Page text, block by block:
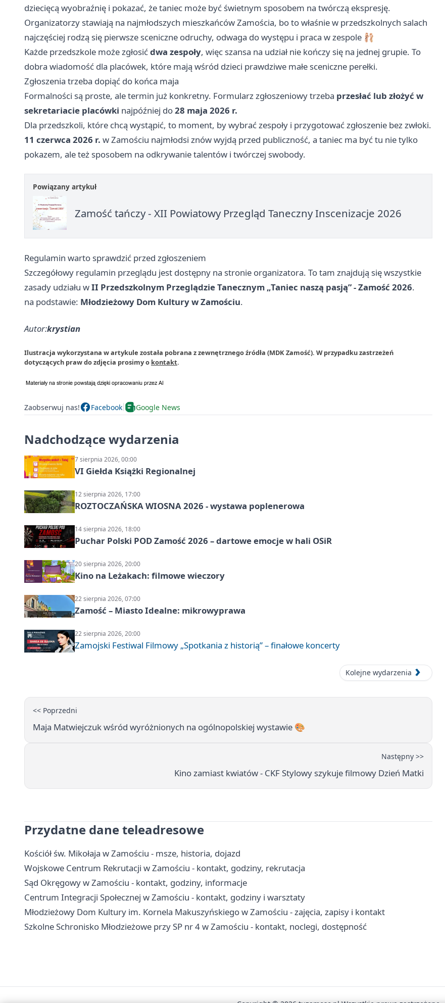
dziecięcą wyobraźnię i pokazać, że taniec może być świetnym sposobem na twórczą ekspresję.
Organizatorzy stawiają na najmłodszych mieszkańców Zamościa, bo to właśnie w przedszkolnych salach
najczęściej rodzą się pierwsze sceniczne odruchy, odwaga do występu i praca w zespole 🩰
Każde przedszkole może zgłosićdwa zespoły, więc szansa na udział nie kończy się na jednej grupie. To
dobra wiadomość dla placówek, które mają wśród dzieci prawdziwe małe sceniczne perełki.
Zgłoszenia trzeba dopiąć do końca maja
Formalności są proste, ale termin już konkretny. Formularz zgłoszeniowy trzeba przesłać lub złożyć w
sekretariacie placówki najpóźniej do28 maja 2026 r.
Dla przedszkoli, które chcą wystąpić, to moment, by wybrać zespoły i przygotować zgłoszenie bez zwłoki.
11 czerwca 2026 r. w Zamościu najmłodsi znów wyjdą przed publiczność, a taniec ma być tu nie tylko
pokazem, ale też sposobem na odkrywanie talentów i twórczej swobody.
Powiązany artykuł
Zamość tańczy - XII Powiatowy Przegląd Taneczny Inscenizacje 2026
Regulamin warto sprawdzić przed zgłoszeniem
Szczegółowy regulamin przeglądu jest dostępny na stronie organizatora. To tam znajdują się wszystkie
zasady udziału wII Przedszkolnym Przeglądzie Tanecznym „Taniec naszą pasją” - Zamość 2026.
na podstawie: Młodzieżowy Dom Kultury w Zamościu.
Autor:krystian
Ilustracja wykorzystana w artykule została pobrana z zewnętrznego źródła (MDK Zamość). W przypadku zastrzeżeń
dotyczących praw do zdjęcia prosimy o kontakt.
Zaobserwuj nas! Facebook Google News
Nadchodzące wydarzenia
7 sierpnia 2026, 00:00
VI Giełda Książki Regionalnej
12 sierpnia 2026, 17:00
ROZTOCZAŃSKA WIOSNA 2026 - wystawa poplenerowa
14 sierpnia 2026, 18:00
Puchar Polski POD Zamość 2026 – dartowe emocje w hali OSiR
20 sierpnia 2026, 20:00
Kino na Leżakach: filmowe wieczory
22 sierpnia 2026, 07:00
Zamość – Miasto Idealne: mikrowyprawa
22 sierpnia 2026, 20:00
Zamojski Festiwal Filmowy „Spotkania z historią” – finałowe koncerty
Kolejne wydarzenia
<< Poprzedni
Maja Matwiejczuk wśród wyróżnionych na ogólnopolskiej wystawie 🎨
Następny >>
Kino zamiast kwiatów - CKF Stylowy szykuje filmowy Dzień Matki
Przydatne dane teleadresowe
Kościół św. Mikołaja w Zamościu - msze, historia, dojazd
Wojskowe Centrum Rekrutacji w Zamościu - kontakt, godziny, rekrutacja
Sąd Okręgowy w Zamościu - kontakt, godziny, informacje
Centrum Integracji Społecznej w Zamościu - kontakt, godziny i warsztaty
Młodzieżowy Dom Kultury im. Kornela Makuszyńskiego w Zamościu - zajęcia, zapisy i kontakt
Szkolne Schronisko Młodzieżowe przy SP nr 4 w Zamościu - kontakt, noclegi, dostępność